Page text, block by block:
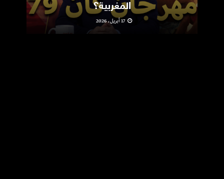
المغربية؟
17 أبريل، 2026